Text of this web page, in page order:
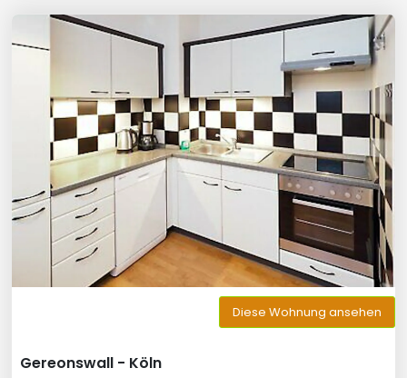
Diese Wohnung ansehen
Gereonswall - Köln